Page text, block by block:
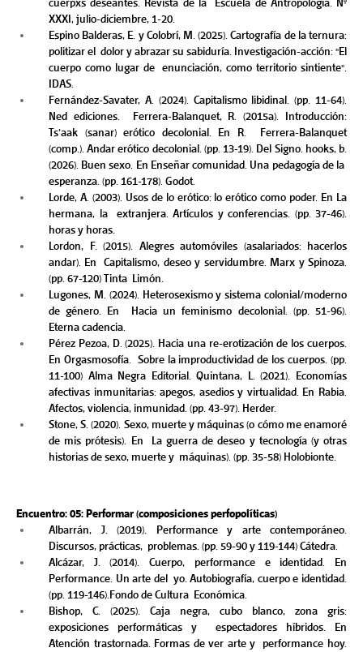
cuerpxs deseantes. Revista de la  Escuela de Antropología. N°
XXXI, julio-diciembre, 1-20.
Espino Balderas, E. y Colobrí, M. (2025). Cartografía de la ternura:
politizar el  dolor y abrazar su sabiduría. Investigación-acción: "El
cuerpo como lugar de  enunciación, como territorio sintiente".
IDAS.
Fernández-Savater, A. (2024). Capitalismo libidinal. (pp. 11-64).
Ned ediciones.  Ferrera-Balanquet, R. (2015a). Introducción:
Ts’aak (sanar) erótico decolonial. En R.  Ferrera-Balanquet
(comp.). Andar erótico decolonial. (pp. 13-19). Del Signo. hooks, b.
(2026). Buen sexo. En Enseñar comunidad. Una pedagogía de la
esperanza. (pp. 161-178). Godot.
Lorde, A. (2003). Usos de lo erótico: lo erótico como poder. En La
hermana, la  extranjera. Artículos y conferencias. (pp. 37-46).
horas y horas.
Lordon, F. (2015). Alegres automóviles (asalariados: hacerlos
andar). En  Capitalismo, deseo y servidumbre. Marx y Spinoza.
(pp. 67-120) Tinta  Limón.
Lugones, M. (2024). Heterosexismo y sistema colonial/moderno
de género. En  Hacia un feminismo decolonial. (pp. 51-96).
Eterna cadencia.
Pérez Pezoa, D. (2025). Hacia una re-erotización de los cuerpos.
En Orgasmosofía.  Sobre la improductividad de los cuerpos. (pp.
11-100) Alma Negra Editorial. Quintana, L. (2021). Economías
afectivas inmunitarias: apegos, asedios y virtualidad. En Rabia.
Afectos, violencia, inmunidad. (pp. 43-97). Herder.
Stone, S. (2020). Sexo, muerte y máquinas (o cómo me enamoré
de mis prótesis). En  La guerra de deseo y tecnología (y otras
historias de sexo, muerte y  máquinas). (pp. 35-58) Holobionte.
Encuentro: 05: Performar (composiciones perfopolíticas)
Albarrán, J. (2019). Performance y arte contemporáneo.
Discursos, prácticas,  problemas. (pp. 59-90 y 119-144) Cátedra.
Alcázar, J. (2014). Cuerpo, performance e identidad. En
Performance. Un arte del  yo. Autobiografía, cuerpo e identidad.
(pp. 119-146).Fondo de Cultura  Económica.
Bishop, C. (2025). Caja negra, cubo blanco, zona gris:
exposiciones performáticas y  espectadores híbridos. En
Atención trastornada. Formas de ver arte y  performance hoy.